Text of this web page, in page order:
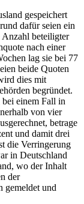
gespeichert
dafür seien ein
Anzahl beteiligter
nach einer
lag sie bei 77
beide Quoten
dies mit
begründet.
einem Fall in
von vier
betrage
und damit drei
die Verringerung
in Deutschland
wo der Inhalt
der
gemeldet und